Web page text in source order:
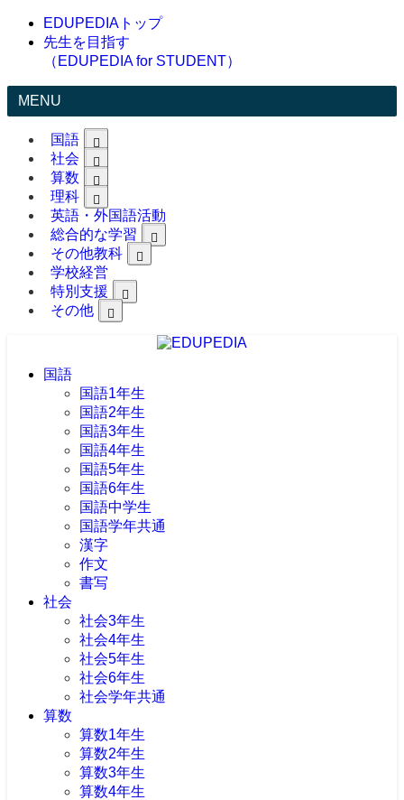
EDUPEDIAトップ
先生を目指す
（EDUPEDIA for STUDENT）
MENU
国語
社会
算数
理科
英語・外国語活動
総合的な学習
その他教科
学校経営
特別支援
その他
国語
国語1年生
国語2年生
国語3年生
国語4年生
国語5年生
国語6年生
国語中学生
国語学年共通
漢字
作文
書写
社会
社会3年生
社会4年生
社会5年生
社会6年生
社会学年共通
算数
算数1年生
算数2年生
算数3年生
算数4年生